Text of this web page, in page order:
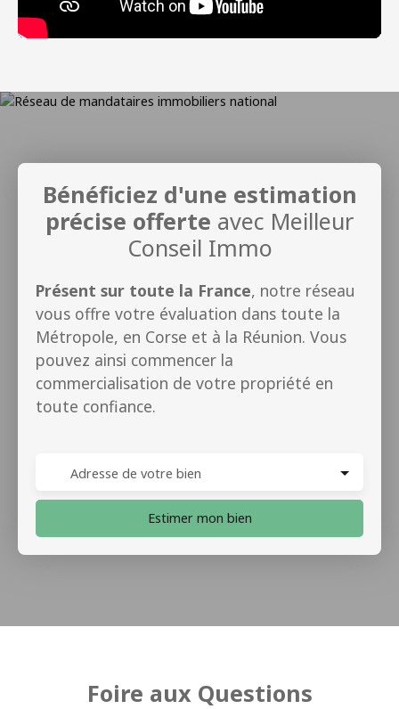
Bénéficiez d'une estimation
précise offerte avec Meilleur
Conseil Immo
Présent sur toute la France, notre réseau
vous offre votre évaluation dans toute la
Métropole, en Corse et à la Réunion. Vous
pouvez ainsi commencer la
commercialisation de votre propriété en
toute confiance.
Adresse de votre bien
Estimer mon bien
Foire aux Questions